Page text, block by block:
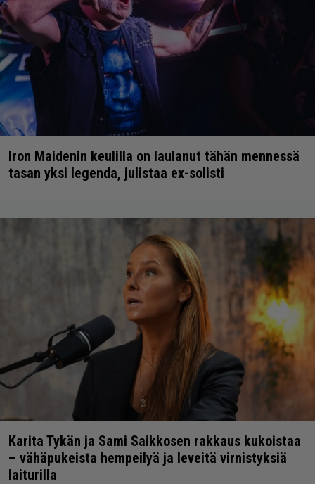
Iron Maidenin keulilla on laulanut tähän mennessä
tasan yksi legenda, julistaa ex-solisti
Karita Tykän ja Sami Saikkosen rakkaus kukoistaa
– vähäpukeista hempeilyä ja leveitä virnistyksiä
laiturilla